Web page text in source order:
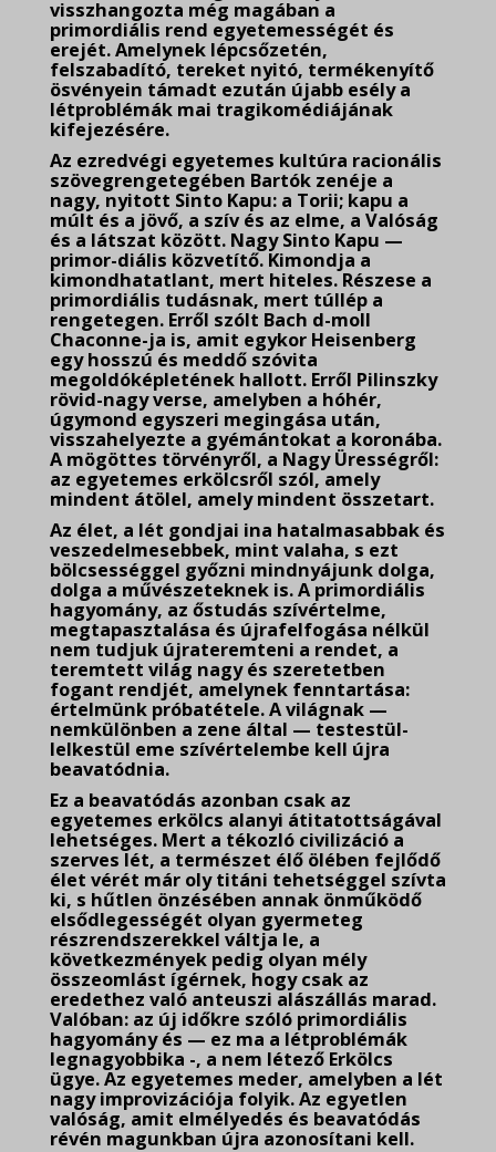
visszhangozta még magában a
primordiális rend egyetemességét és
erejét. Amelynek lépcsőzetén,
felszabadító, tereket nyitó, termékenyítő
ösvényein támadt ezután újabb esély a
létproblémák mai tragikomédiájának
kifejezésére.
Az ezredvégi egyetemes kultúra racionális
szövegrengetegében Bartók zenéje a
nagy, nyitott Sinto Kapu: a Torii; kapu a
múlt és a jövő, a szív és az elme, a Valóság
és a látszat között. Nagy Sinto Kapu —
primor-diális közvetítő. Kimondja a
kimondhatatlant, mert hiteles. Részese a
primordiális tudásnak, mert túllép a
rengetegen. Erről szólt Bach d-moll
Chaconne-ja is, amit egykor Heisenberg
egy hosszú és meddő szóvita
megoldóképletének hallott. Erről Pilinszky
rövid-nagy verse, amelyben a hóhér,
úgymond egyszeri megingása után,
visszahelyezte a gyémántokat a koronába.
A mögöttes törvényről, a Nagy Ürességről:
az egyetemes erkölcsről szól, amely
mindent átölel, amely mindent összetart.
Az élet, a lét gondjai ina hatalmasabbak és
veszedelmesebbek, mint valaha, s ezt
bölcsességgel győzni mindnyájunk dolga,
dolga a művészeteknek is. A primordiális
hagyomány, az őstudás szívértelme,
megtapasztalása és újrafelfogása nélkül
nem tudjuk újrateremteni a rendet, a
teremtett világ nagy és szeretetben
fogant rendjét, amelynek fenntartása:
értelmünk próbatétele. A világnak —
nemkülönben a zene által — testestül-
lelkestül eme szívértelembe kell újra
beavatódnia.
Ez a beavatódás azonban csak az
egyetemes erkölcs alanyi átitatottságával
lehetséges. Mert a tékozló civilizáció a
szerves lét, a természet élő ölében fejlődő
élet vérét már oly titáni tehetséggel szívta
ki, s hűtlen önzésében annak önműködő
elsődlegességét olyan gyermeteg
részrendszerekkel váltja le, a
következmények pedig olyan mély
összeomlást ígérnek, hogy csak az
eredethez való anteuszi alászállás marad.
Valóban: az új időkre szóló primordiális
hagyomány és — ez ma a létproblémák
legnagyobbika -, a nem létező Erkölcs
ügye. Az egyetemes meder, amelyben a lét
nagy improvizációja folyik. Az egyetlen
valóság, amit elmélyedés és beavatódás
révén magunkban újra azonosítani kell.